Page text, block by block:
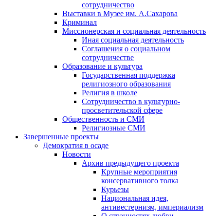
сотрудничество
Выставки в Музее им. А.Сахарова
Криминал
Миссионерская и социальная деятельность
Иная социальная деятельность
Соглашения о социальном
сотрудничестве
Образование и культура
Государственная поддержка
религиозного образования
Религия в школе
Сотрудничество в культурно-
просветительской сфере
Общественность и СМИ
Религиозные СМИ
Завершенные проекты
Демократия в осаде
Новости
Архив предыдущего проекта
Крупные мероприятия
консервативного толка
Курьезы
Национальная идея,
антивестернизм, империализм